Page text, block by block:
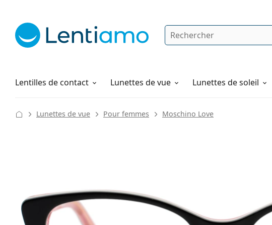
Rechercher
Lentilles de contact
Solutions Lunettes de vue Lunettes de soleil
Comment commander
Lunettes de vue Pour femmes Moschino Love